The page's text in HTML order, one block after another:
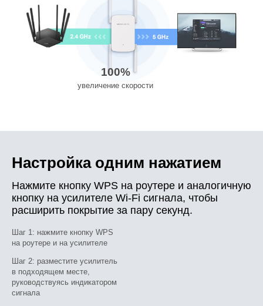
100%
увеличение скорости
Настройка одним нажатием
Нажмите кнопку WPS на роутере и аналогичную
кнопку на усилителе Wi-Fi сигнала, чтобы
расширить покрытие за пару секунд.
Шаг 1: нажмите кнопку WPS
на роутере и на усилителе
Шаг 2: разместите усилитель
в подходящем месте,
руководствуясь индикатором
сигнала